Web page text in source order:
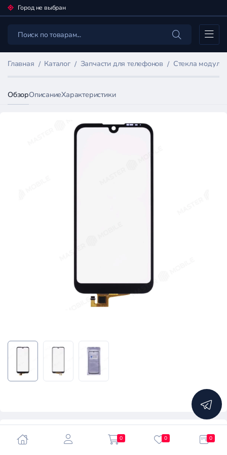
Город не выбран
Каталог
Главная Каталог Запчасти для телефонов Стекла
ОбзорОписаниеХарактеристики
5.0
0 0 0